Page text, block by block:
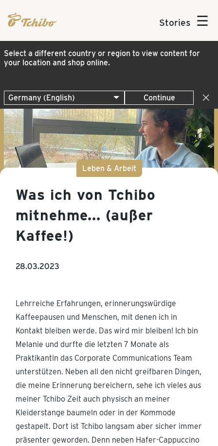
Stories ☰
Select a different country or region to view content for
your location and shop online.
Continue
Leben & Arbeit
Was ich von Tchibo
mitnehme... (außer
Kaffee!)
28.03.2023
Lehrreiche Erfahrungen, erinnerungswürdige
Kaffeepausen und Menschen, mit denen ich in
Kontakt bleiben werde. Das wird mir bleiben! Ich bin
Melanie und durfte die letzten 7 Monate als
Praktikantin das Corporate Communications Team
unterstützen. Neben all den nicht greifbaren Dingen,
die meine Erinnerung bereichern, sehe ich vieles aus
meiner Tchibo Zeit auch physisch an meiner
Kleiderstange baumeln oder in der Kommode
gestapelt. Dort ist Tchibo langsam aber sicher immer
präsenter geworden. Denn neben Hafer-Cappuccino